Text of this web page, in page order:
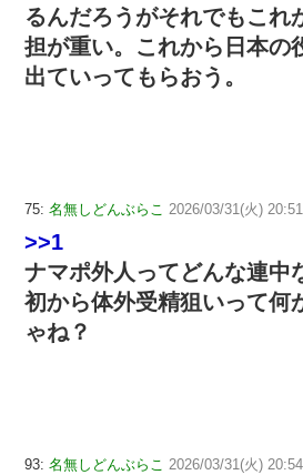
るんだろうがそれでもこれ
担が重い。これから日本の
出ていってもらおう。
75: 名無しどんぶらこ 2026/03/31(火)
>>1
ナマポ外人ってどんな連中
初から体外受精狙いって何
ゃね？
93: 名無しどんぶらこ 2026/03/31(火)